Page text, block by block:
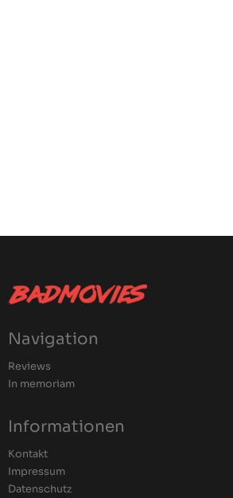
Navigation
Reviews
In memoriam
Informationen
Kontakt
Impressum
Datenschutz